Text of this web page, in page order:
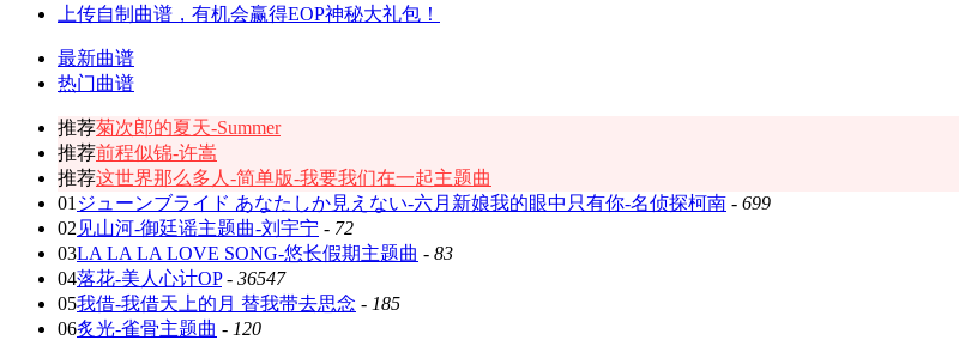
上传自制曲谱，有机会赢得EOP神秘大礼包！
最新曲谱
热门曲谱
推荐菊次郎的夏天-Summer
推荐前程似锦-许嵩
推荐这世界那么多人-简单版-我要我们在一起主题曲
01 ジューンブライド あなたしか見えない-六月新娘我的眼中只有你-名侦探柯南 - 699
02 见山河-御廷谣主题曲-刘宇宁 - 72
03LA LA LA LOVE SONG-悠长假期主题曲 - 83
04落花-美人心计OP- 36547
05我借-我借天上的月 替我带去思念 - 185
06炙光-雀骨主题曲 - 120